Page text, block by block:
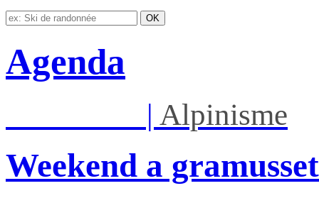
Agenda
| Alpinisme
Weekend a gramusset